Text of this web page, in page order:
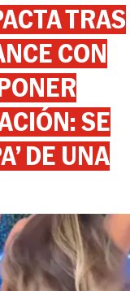
TRAS
CON
SE
DE UNA